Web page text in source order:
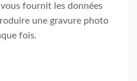
fournit les données
une gravure photo
fois.